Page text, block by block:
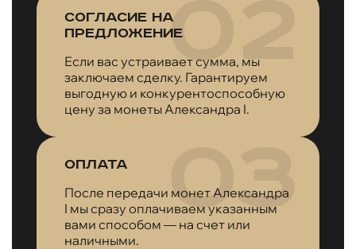
Согласие на
предложение
Если вас устраивает сумма, мы
заключаем сделку. Гарантируем
выгодную и конкурентоспособную
цену за монеты Александра I.
Оплата
После передачи монет Александра
I мы сразу оплачиваем указанным
вами способом — на счет или
наличными.